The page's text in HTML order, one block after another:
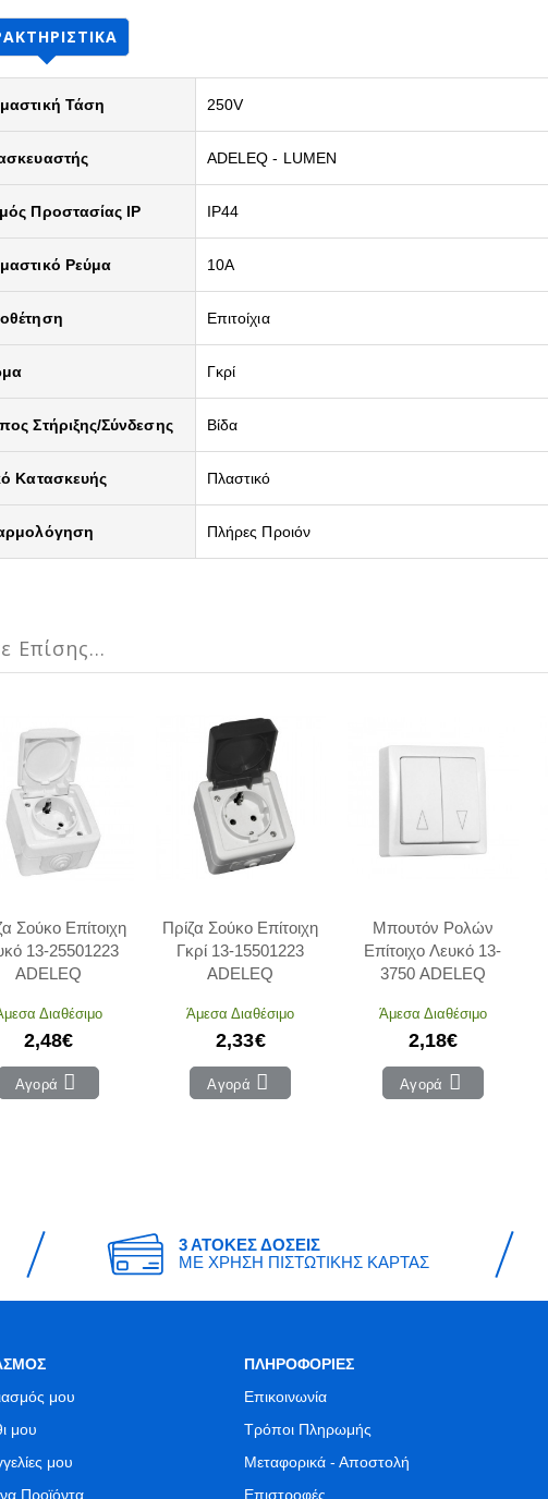
Τάση 250V
ADELEQ - LUMEN
Προστασίας IP IP44
Ρεύμα 10A
Επιτοίχια
Γκρί
Στήριξης/Σύνδεσης Βίδα
Κατασκευής Πλαστικό
Πλήρες Προιόν
Επίσης...
Σούκο Επίτοιχη
13-25501223
ADELEQ
Διαθέσιμο
2,48€
Αγορά
Πρίζα Σούκο Επίτοιχη
Γκρί 13-15501223
ADELEQ
Άμεσα Διαθέσιμο
2,33€
Αγορά
Μπουτόν Ρολών
Επίτοιχο Λευκό 13-
3750 ADELEQ
Άμεσα Διαθέσιμο
2,18€
Αγορά
3 ΑΤΟΚΕΣ ΔΟΣΕΙΣ
ΜΕ ΧΡΗΣΗ ΠΙΣΤΩΤΙΚΗΣ ΚΑΡΤΑΣ
μου
μου
μου
Προϊόντα
ΠΛΗΡΟΦΟΡΙΕΣ
Επικοινωνία
Τρόποι Πληρωμής
Μεταφορικά - Αποστολή
Επιστροφές